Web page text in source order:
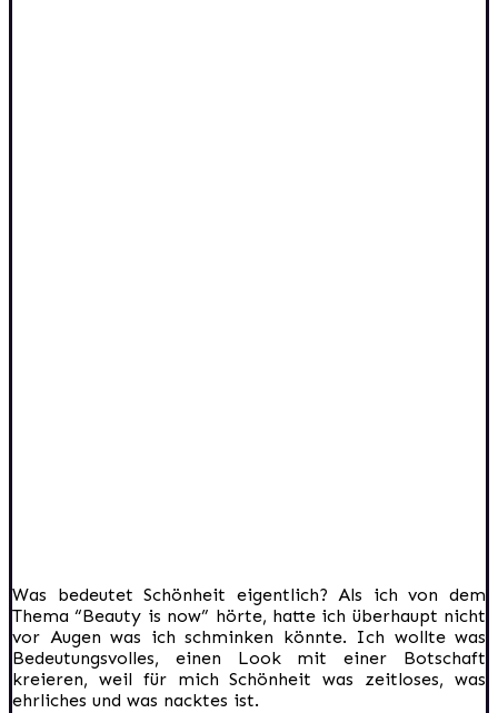
Was bedeutet Schönheit eigentlich? Als ich von dem
Thema “Beauty is now” hörte, hatte ich überhaupt nicht
vor Augen was ich schminken könnte. Ich wollte was
Bedeutungsvolles, einen Look mit einer Botschaft
kreieren, weil für mich Schönheit was zeitloses, was
ehrliches und was nacktes ist.